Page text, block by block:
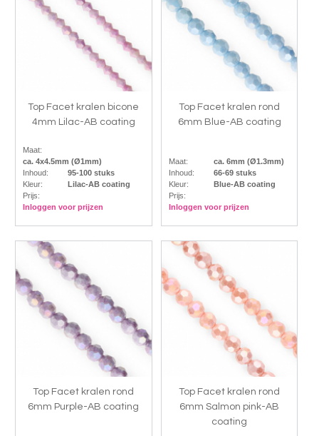
Top Facet kralen bicone
4mm Lilac-AB coating
Maat:
ca. 4x4.5mm (Ø1mm)
Inhoud:
95-100 stuks
Kleur:
Lilac-AB coating
Prijs:
Inloggen voor prijzen
Top Facet kralen rond
6mm Blue-AB coating
Maat:
ca. 6mm (Ø1.3mm)
Inhoud:
66-69 stuks
Kleur:
Blue-AB coating
Prijs:
Inloggen voor prijzen
Top Facet kralen rond
6mm Purple-AB coating
Top Facet kralen rond
6mm Salmon pink-AB
coating